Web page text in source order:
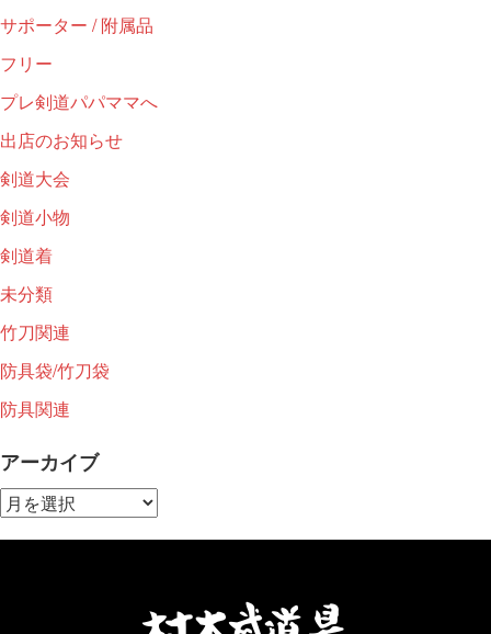
サポーター / 附属品
フリー
プレ剣道パパママへ
出店のお知らせ
剣道大会
剣道小物
剣道着
未分類
竹刀関連
防具袋/竹刀袋
防具関連
アーカイブ
ア